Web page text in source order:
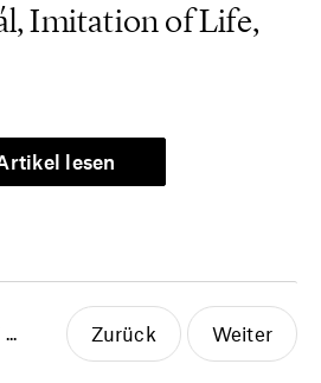
Imitation of Life,
lesen
... Zurück Weiter